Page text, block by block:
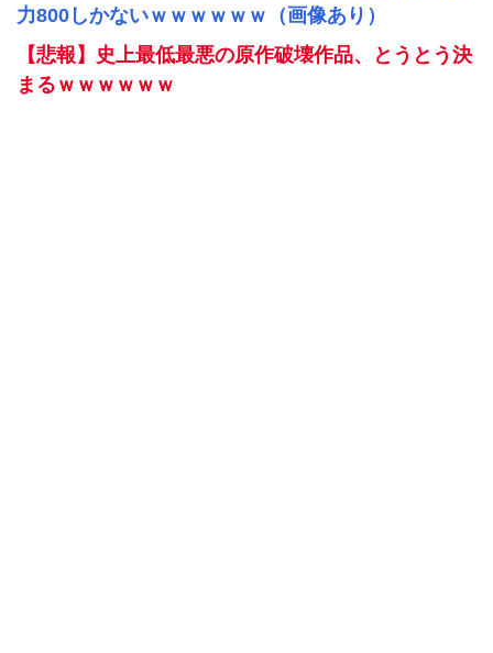
力800しかないｗｗｗｗｗｗ（画像あり）
【悲報】史上最低最悪の原作破壊作品、とうとう決
まるｗｗｗｗｗｗ